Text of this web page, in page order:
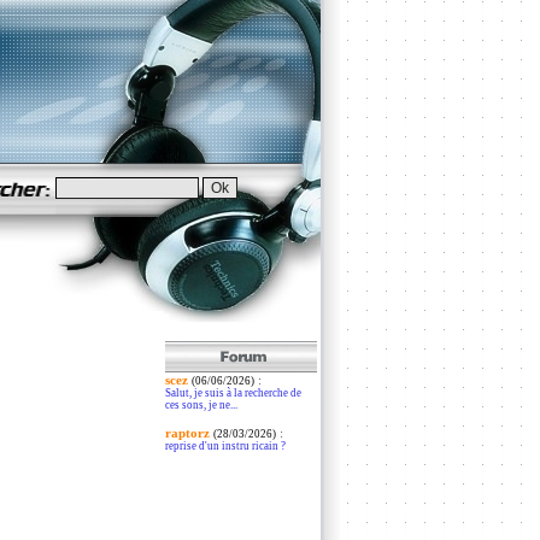
scez (06/06/2026):
Salut, je suis à la recherche de
ces sons, je ne...
raptorz (28/03/2026):
reprise d'un instru ricain ?